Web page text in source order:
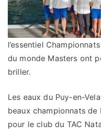
l’essentiel
du monde Masters ont
briller.
Les eaux du Puy-en-
beaux championnats
pour le club du TAC